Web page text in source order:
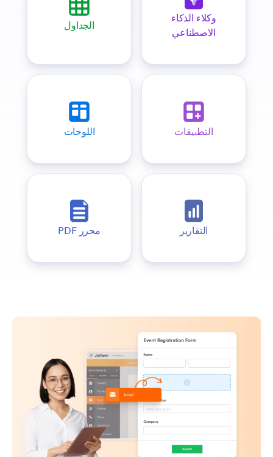
وكلاء الذكاء
الاصطناعي
الجداول
التطبيقات اللوحات
التقارير محرر PDF